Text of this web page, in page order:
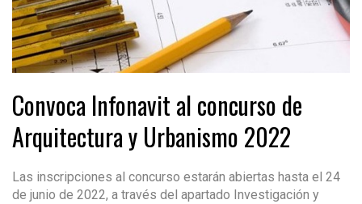
Convoca Infonavit al concurso de
Arquitectura y Urbanismo 2022
Las inscripciones al concurso estarán abiertas hasta el 24
de junio de 2022, a través del apartado Investigación y